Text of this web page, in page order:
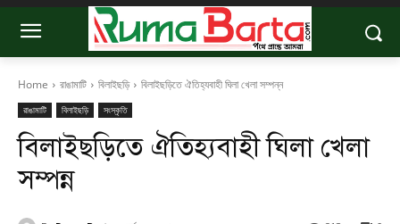
Home রাঙামাটি বিলাইছড়ি বিলাইছড়িতে ঐতিহ্যবাহী ঘিলা খেলা সম্পন্ন
রাঙামাটি বিলাইছড়ি সংস্কৃতি
বিলাইছড়িতে ঐতিহ্যবাহী ঘিলা খেলা
সম্পন্ন